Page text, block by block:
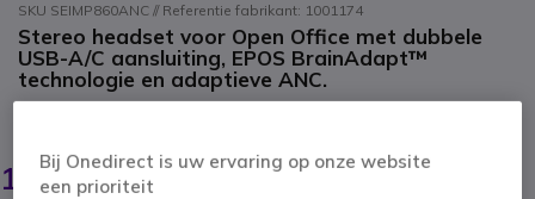
SKU SEIMP860ANC // Referentie fabrikant: 1001174
Stereo headset voor Open Office met dubbele
USB-A/C aansluiting, EPOS BrainAdapt™
technologie en adaptieve ANC.
158,95 €
124,95 € ex. BTW
Bij Onedirect is uw ervaring op onze website
een prioriteit